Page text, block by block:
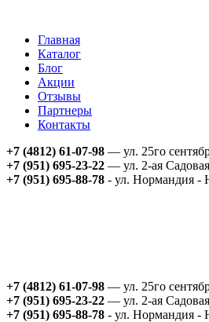
Главная
Каталог
Блог
Акции
Отзывы
Партнеры
Контакты
+7 (4812) 61-07-98 — ул. 25го
+7 (951) 695-23-22 — ул. 2-ая
+7 (951) 695-88-78 - ул. Нормандия
+7 (4812) 61-07-98 — ул. 25го
+7 (951) 695-23-22 — ул. 2-ая
+7 (951) 695-88-78 - ул. Нормандия